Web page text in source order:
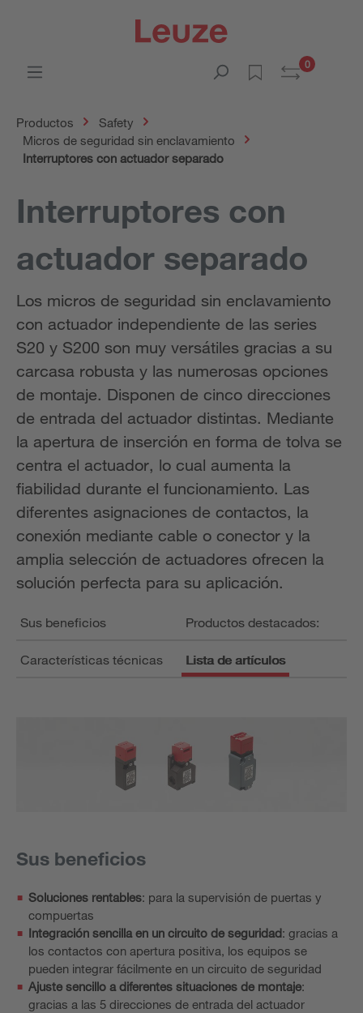
0
Productos
Safety
Micros de seguridad sin enclavamiento
Interruptores con actuador separado
Interruptores con
actuador separado
Los micros de seguridad sin enclavamiento
con actuador independiente de las series
S20 y S200 son muy versátiles gracias a su
carcasa robusta y las numerosas opciones
de montaje. Disponen de cinco direcciones
de entrada del actuador distintas. Mediante
la apertura de inserción en forma de tolva se
centra el actuador, lo cual aumenta la
fiabilidad durante el funcionamiento. Las
diferentes asignaciones de contactos, la
conexión mediante cable o conector y la
amplia selección de actuadores ofrecen la
solución perfecta para su aplicación.
Sus beneficios Productos destacados:
Características técnicas Lista de artículos
Sus beneficios
Soluciones rentables: para la supervisión de puertas y
compuertas
Integración sencilla en un circuito de seguridad: gracias a
los contactos con apertura positiva, los equipos se
pueden integrar fácilmente en un circuito de seguridad
Ajuste sencillo a diferentes situaciones de montaje:
gracias a las 5 direcciones de entrada del actuador